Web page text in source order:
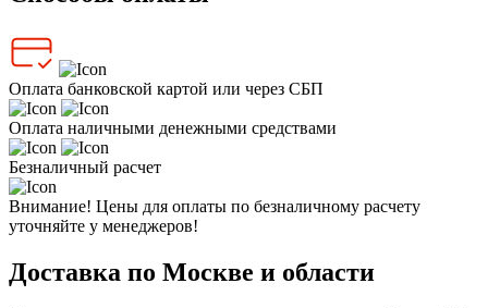
Оплата банковской картой или через СБП
Оплата наличными денежными средствами
Безналичный расчет
Внимание! Цены для оплаты по безналичному расчету
уточняйте у менеджеров!
Доставка по Москве и области